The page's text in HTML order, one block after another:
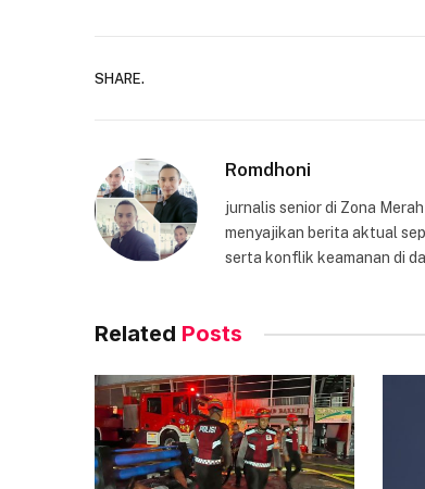
SHARE.
Romdhoni
jurnalis senior di Zona
menyajikan berita aktual
serta konflik keamanan di
Related Posts